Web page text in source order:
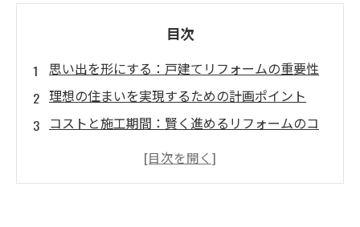
目次
思い出を形にする：戸建てリフォームの重要性
理想の住まいを実現するための計画ポイント
コストと施工期間：賢く進めるリフォームのコ